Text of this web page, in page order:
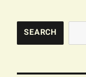
SEARCH